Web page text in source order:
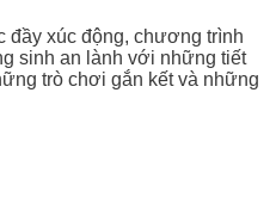
đầy xúc động, chương trình
sinh an lành với những tiết
trò chơi gắn kết và những